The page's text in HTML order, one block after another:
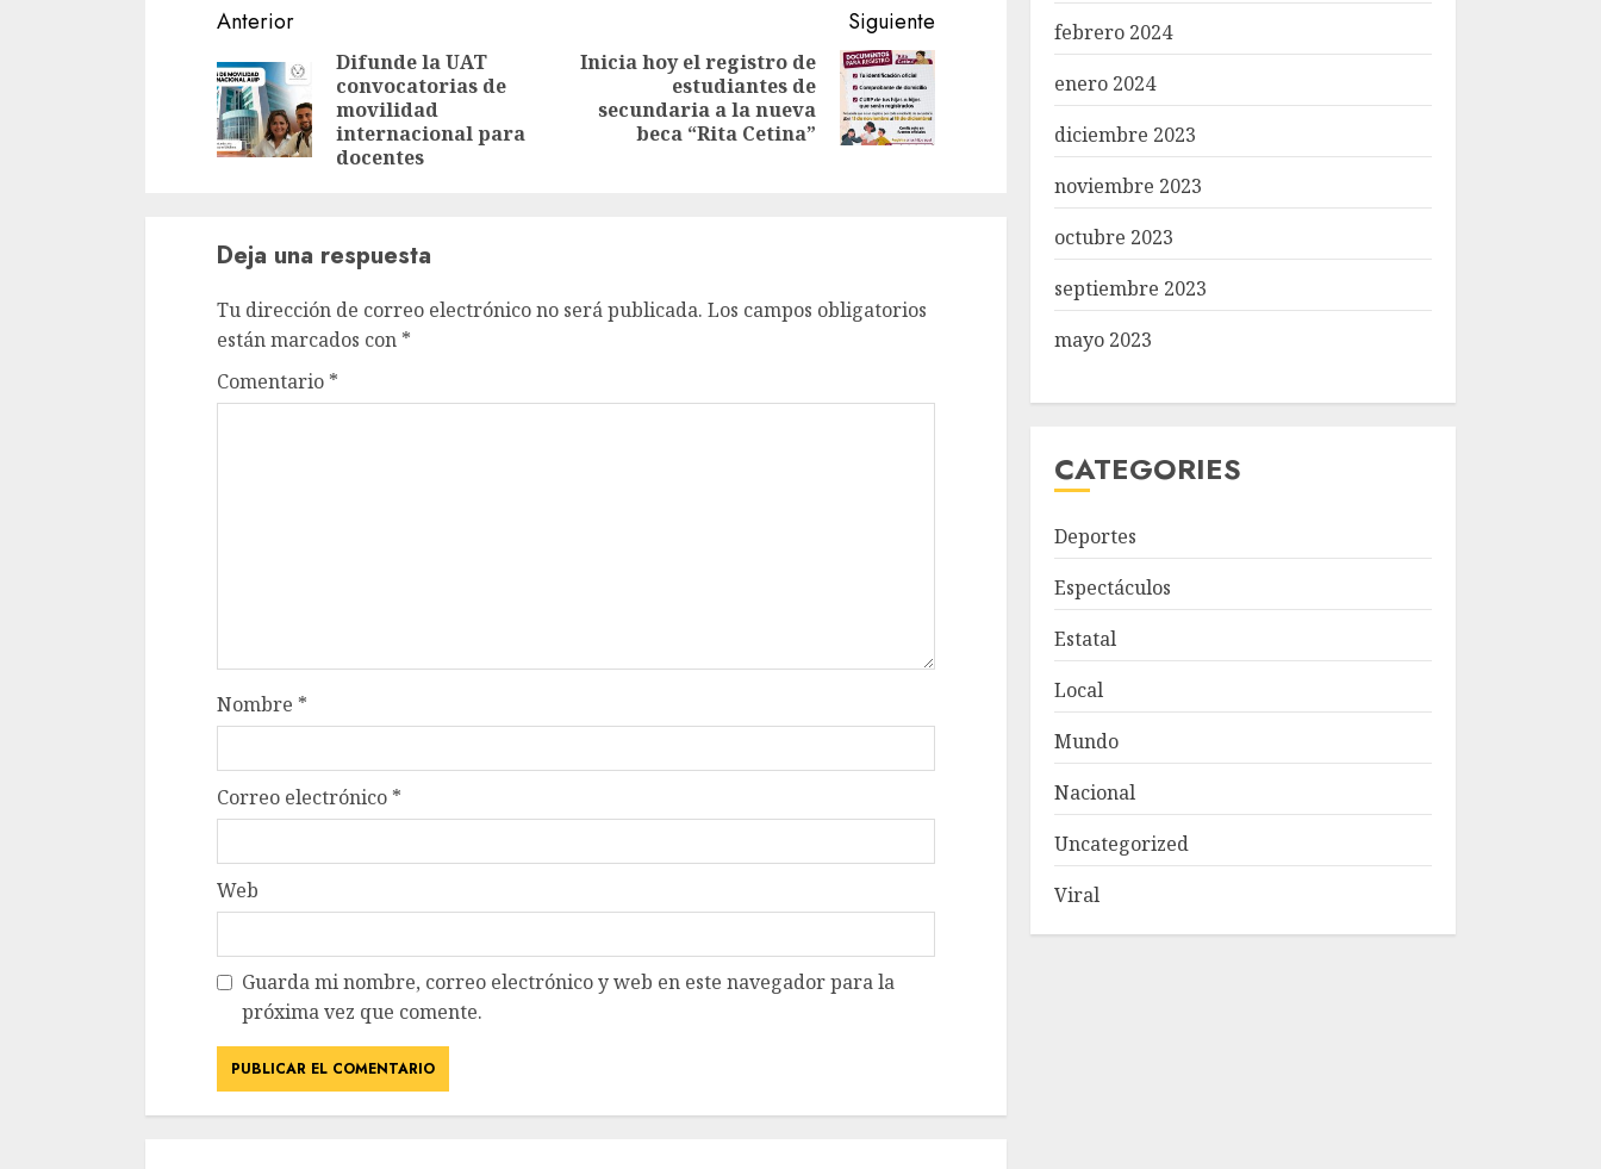
Sigue
leyendo
Anterior
Entrada
anterior:
Difunde la UAT
convocatorias de
movilidad
internacional para
docentes
Siguiente
entrada:
Inicia hoy el registro de
estudiantes de
secundaria a la nueva
beca “Rita Cetina”
Deja una respuesta
Tu dirección de correo electrónico no será publicada. Los campos obligatorios
están marcados con *
Comentario *
Nombre *
Correo electrónico *
Web
Guarda mi nombre, correo electrónico y web en este navegador para la
próxima vez que comente.
febrero 2024
enero 2024
diciembre 2023
noviembre 2023
octubre 2023
septiembre 2023
mayo 2023
CATEGORIES
Deportes
Espectáculos
Estatal
Local
Mundo
Nacional
Uncategorized
Viral